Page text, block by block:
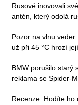
Rusové inovovali
antén, který odolá
Pozor na vlnu
už při 45 °C hrozí
BMW porušilo starý
reklama se Spider-
Recenze: Hodíte ho